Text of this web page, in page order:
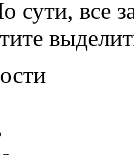
сути, все